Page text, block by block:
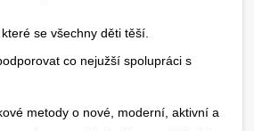
se všechny děti těší.
co nejužší spolupráci s
metody o nové, moderní, aktivní a